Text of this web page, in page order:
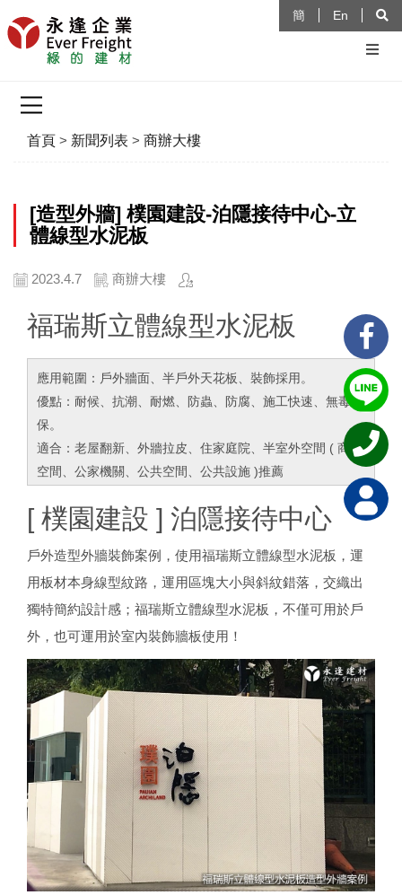
簡 En
首頁 > 新聞列表 > 商辦大樓
[造型外牆] 樸園建設-泊隱接待中心-立
體線型水泥板
2023.4.7 商辦大樓
福瑞斯立體線型水泥板
應用範圍：戶外牆面、半戶外天花板、裝飾採用。
優點：耐候、抗潮、耐燃、防蟲、防腐、施工快速、無毒環
保。
適合：老屋翻新、外牆拉皮、住家庭院、半室外空間 ( 商業
空間、公家機關、公共空間、公共設施 )推薦
[ 樸園建設 ] 泊隱接待中心
戶外造型外牆裝飾案例，使用福瑞斯立體線型水泥板，運
用板材本身線型紋路，運用區塊大小與斜紋錯落，交織出
獨特簡約設計感；福瑞斯立體線型水泥板，不僅可用於戶
外，也可運用於室內裝飾牆板使用！